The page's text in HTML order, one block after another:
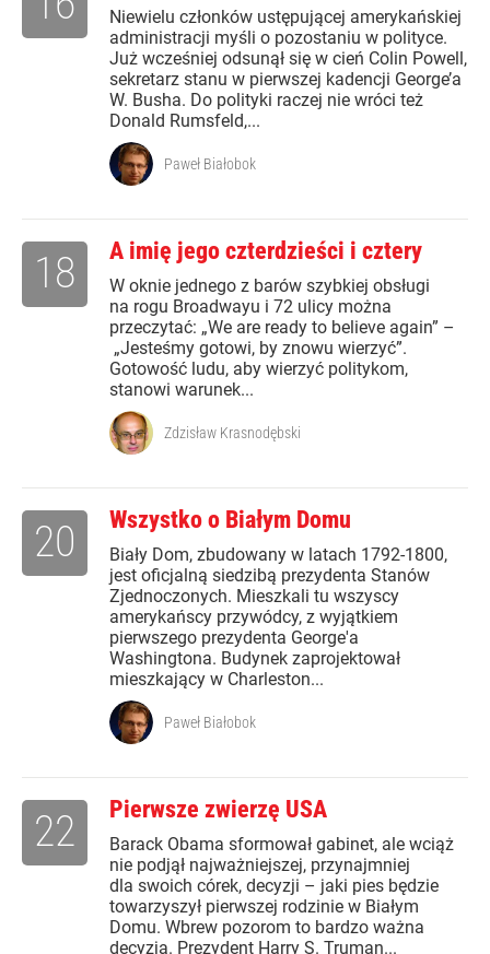
Niewielu członków ustępującej amerykańskiej
administracji myśli o pozostaniu w polityce.
Już wcześniej odsunął się w cień Colin Powell,
sekretarz stanu w pierwszej kadencji George’a
W. Busha. Do polityki raczej nie wróci też
Donald Rumsfeld,...
Paweł Białobok
A imię jego czterdzieści i cztery
W oknie jednego z barów szybkiej obsługi
na rogu Broadwayu i 72 ulicy można
przeczytać: „We are ready to believe again” –
„Jesteśmy gotowi, by znowu wierzyć”.
Gotowość ludu, aby wierzyć politykom,
stanowi warunek...
18
Zdzisław Krasnodębski
Wszystko o Białym Domu
Biały Dom, zbudowany w latach 1792-1800,
jest oficjalną siedzibą prezydenta Stanów
Zjednoczonych. Mieszkali tu wszyscy
amerykańscy przywódcy, z wyjątkiem
pierwszego prezydenta George'a
Washingtona. Budynek zaprojektował
mieszkający w Charleston...
20
Paweł Białobok
Pierwsze zwierzę USA
Barack Obama sformował gabinet, ale wciąż
nie podjął najważniejszej, przynajmniej
dla swoich córek, decyzji – jaki pies będzie
towarzyszył pierwszej rodzinie w Białym
Domu. Wbrew pozorom to bardzo ważna
decyzja. Prezydent Harry S. Truman...
22